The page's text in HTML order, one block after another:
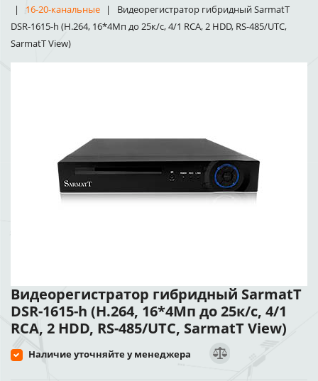
16-20-канальные
Видеорегистратор гибридный SarmatT
DSR-1615-h (H.264, 16*4Мп до 25к/с, 4/1 RCA, 2 HDD, RS-485/UTC,
SarmatT View)
Видеорегистратор гибридный SarmatT
DSR-1615-h (H.264, 16*4Мп до 25к/с, 4/1
RCA, 2 HDD, RS-485/UTC, SarmatT View)
Наличие уточняйте у менеджера